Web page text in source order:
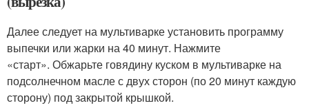
Далее следует на мультиварке установить программу
выпечки или жарки на 40 минут. Нажмите
«старт». Обжарьте говядину куском в мультиварке на
подсолнечном масле с двух сторон (по 20 минут каждую
сторону) под закрытой крышкой.